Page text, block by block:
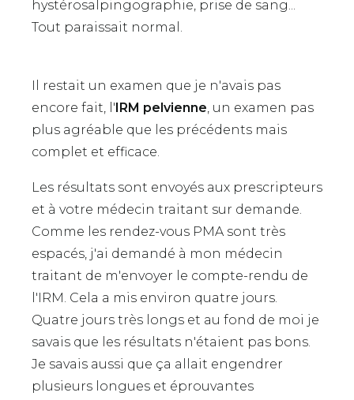
hystérosalpingographie, prise de sang...
Tout paraissait normal.
Il restait un examen que je n'avais pas
encore fait, l'IRM pelvienne , un examen pas
plus agréable que les précédents mais
complet et efficace.
Les résultats sont envoyés aux prescripteurs
et à votre médecin traitant sur demande.
Comme les rendez-vous PMA sont très
espacés, j'ai demandé à mon médecin
traitant de m'envoyer le compte-rendu de
l'IRM. Cela a mis environ quatre jours.
Quatre jours très longs et au fond de moi je
savais que les résultats n'étaient pas bons.
Je savais aussi que ça allait engendrer
plusieurs longues et éprouvantes